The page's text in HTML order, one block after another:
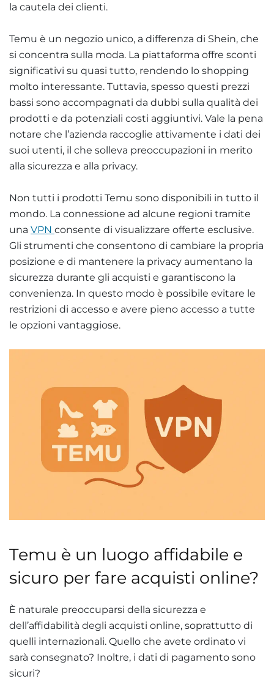
la cautela dei clienti.
Temu è un negozio unico, a differenza di Shein, che
si concentra sulla moda. La piattaforma offre sconti
significativi su quasi tutto, rendendo lo shopping
molto interessante. Tuttavia, spesso questi prezzi
bassi sono accompagnati da dubbi sulla qualità dei
prodotti e da potenziali costi aggiuntivi. Vale la pena
notare che l’azienda raccoglie attivamente i dati dei
suoi utenti, il che solleva preoccupazioni in merito
alla sicurezza e alla privacy.
Non tutti i prodotti Temu sono disponibili in tutto il
mondo. La connessione ad alcune regioni tramite
una VPN consente di visualizzare offerte esclusive.
Gli strumenti che consentono di cambiare la propria
posizione e di mantenere la privacy aumentano la
sicurezza durante gli acquisti e garantiscono la
convenienza. In questo modo è possibile evitare le
restrizioni di accesso e avere pieno accesso a tutte
le opzioni vantaggiose.
Temu è un luogo affidabile e
sicuro per fare acquisti online?
È naturale preoccuparsi della sicurezza e
dell’affidabilità degli acquisti online, soprattutto di
quelli internazionali. Quello che avete ordinato vi
sarà consegnato? Inoltre, i dati di pagamento sono
sicuri?